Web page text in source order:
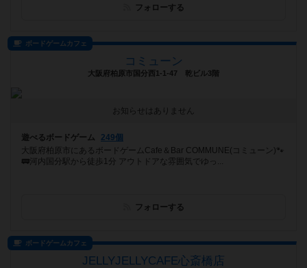
フォローする
ボードゲームカフェ
コミューン
大阪府柏原市国分西1-1-47 乾ビル3階
お知らせはありません
遊べるボードゲーム
249個
大阪府柏原市にあるボードゲームCafe＆Bar COMMUNE(コミューン)🐾
🚃河内国分駅から徒歩1分 アウトドアな雰囲気でゆっ...
フォローする
ボードゲームカフェ
JELLYJELLYCAFE心斎橋店